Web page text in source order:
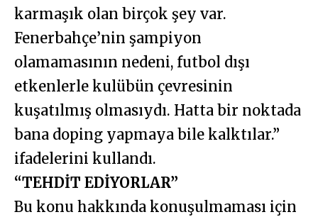
karmaşık olan birçok şey var.
Fenerbahçe’nin şampiyon
olamamasının nedeni, futbol dışı
etkenlerle kulübün çevresinin
kuşatılmış olmasıydı. Hatta bir noktada
bana doping yapmaya bile kalktılar.”
ifadelerini kullandı.
“TEHDİT EDİYORLAR”
Bu konu hakkında konuşulmaması için